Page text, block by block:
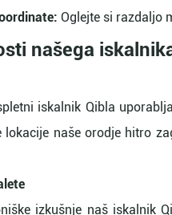
Oglejte si razdaljo
našega
iskalnik Qibla
lokacije naše orodje hitro
izkušnje naš iskalnik